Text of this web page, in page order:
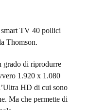
TV 40 pollici
Thomson.
grado di riprodurre
1.920 x 1.080
HD di cui sono
Ma che permette di